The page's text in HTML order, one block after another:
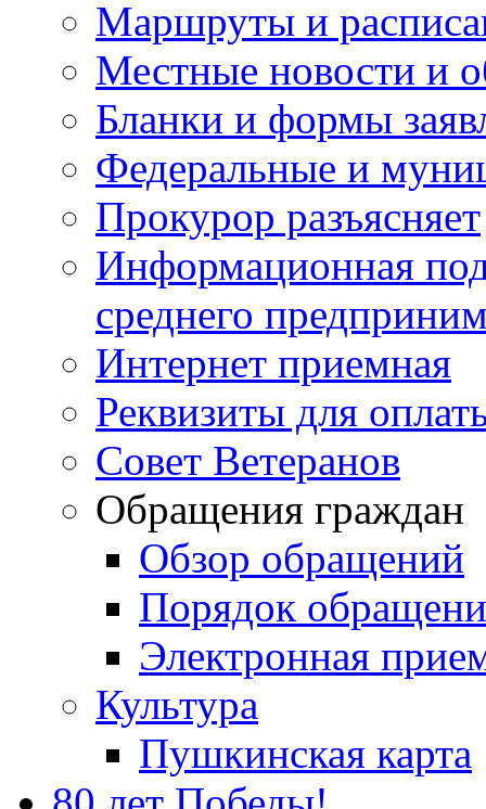
Маршруты и
Местные новости и
Бланки и формы
Федеральные и
Прокурор разъясняет
Информационная
среднего
Интернет приемная
Реквизиты для
Совет Ветеранов
Обращения граждан
Обзор обращений
Порядок
Электронная
Культура
Пушкинская карта